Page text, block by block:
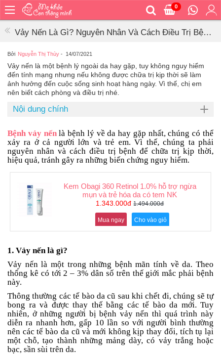
0
chủ
ăn
Bé
vệ
sinh
Bé
mặc
Bé
đi
ra
ngoài
Bé
Bé
tắm
Bé
chơi
mà
học
Dành
cho
mẹ
Vảy Nến Là Gì? Nguyên Nhân Và Cách Điều Trị Bệnh
Bởi Nguyễn Thị Thùy - 14/07/2021
Vảy nến là một bệnh lý ngoài da hay gặp, tuy không nguy hiểm
đến tính mạng nhưng nếu không được chữa trị kịp thời sẽ làm
ảnh hưởng đến cuộc sống sinh hoạt hàng ngày. Vì thế, chị em
nên biết cách phòng và điều trị nhé.
Nội dung chính
Bệnh vảy nếnlà bệnh lý về da hay gặp nhất, chúng có thể
xảy ra ở cả người lớn và trẻ em. Vì thế, chúng ta phải
nguyên nhân và cách điều trị bệnh để chữa trị kịp thời,
hiệu quả, tránh gây ra những biến chứng nguy hiểm.
Kem Obagi 360 Retinol 1.0% hỗ trợ ngừa
mụn và trẻ hóa da có tem NK
1.343.000đ1.494.000đ
Mua ngay Cho vào giỏ
1. Vảy nến là gì?
Vảy nến là một trong những bệnh mãn tính về da. Theo
thống kê có tới 2 – 3% dân số trên thế giới mắc phải bệnh
này.
Thông thường các tế bào da cũ sau khi chết đi, chúng sẽ tự
bong ra và được thay thế bằng các tế bào da mới. Tuy
nhiên, ở những người bị bệnh vảy nến thì quá trình này
diễn ra nhanh hơn, gấp 10 lần so với người bình thường
nên các tế bào da cũ và mới không kịp thay đổi, tích tụ lại
một chỗ, tạo thành những mảng dày, có vảy trắng hoặc
bạc, sần sùi trên da.